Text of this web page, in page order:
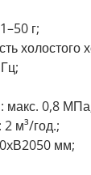
г;
холостого
макс. 0,8
м³/год.;
мм;